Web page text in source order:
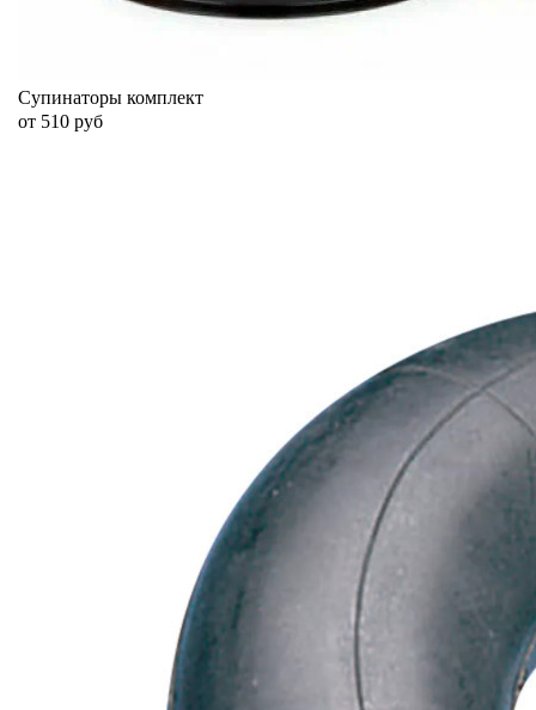
Супинаторы комплект
от 510 руб